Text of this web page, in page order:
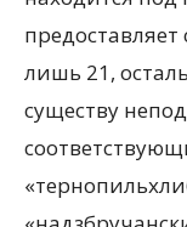
предоставляет
лишь 21,
существу